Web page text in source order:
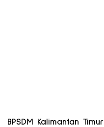
BPSDM Kalimantan